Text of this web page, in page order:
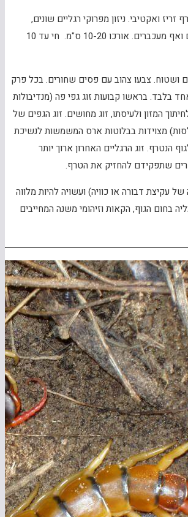
ואקטיבי. ניזון מפרוקי רגליים שונים,
מחרקים, דוחיים קטנים ואף מעכברים. אורכו 10-20 ס"מ. חי עד 10
ל כ 15 פרקים ושטוח. צבעו צהוב עם פסים שחורים. בכל פרק
אחד בלבד. בראשו קבועות זוג גפי פה (מנדיבולות
המזון ולעיסתו, זוג מחושים. זוג הגפים של
מצוידות בבלוטות ארס המשמשות לנשיכת
הנטרף. זוג הרגליים האחרון ארוך יותר
שתפקידם להחזיק את הטרף.
עקיצת דבורה או כוויה) ועשויה להיות מלווה
בחום הגוף, הקאות וזיהומי משנה המחייבים